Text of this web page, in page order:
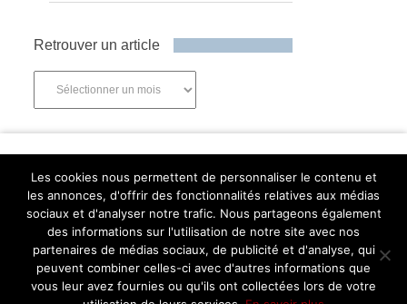
Retrouver un article
Abonnez-vous
Facebook Twitter Instagram Pinterest
Les cookies nous permettent de personnaliser le contenu et
les annonces, d'offrir des fonctionnalités relatives aux médias
sociaux et d'analyser notre trafic. Nous partageons également
des informations sur l'utilisation de notre site avec nos
partenaires de médias sociaux, de publicité et d'analyse, qui
peuvent combiner celles-ci avec d'autres informations que
vous leur avez fournies ou qu'ils ont collectées lors de votre